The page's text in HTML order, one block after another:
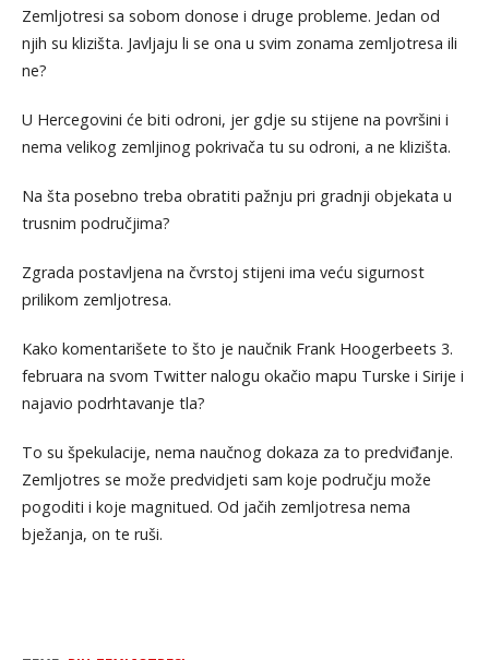
Zemljotresi sa sobom donose i druge probleme. Jedan od
njih su klizišta. Javljaju li se ona u svim zonama zemljotresa ili
ne?
U Hercegovini će biti odroni, jer gdje su stijene na površini i
nema velikog zemljinog pokrivača tu su odroni, a ne klizišta.
Na šta posebno treba obratiti pažnju pri gradnji objekata u
trusnim područjima?
Zgrada postavljena na čvrstoj stijeni ima veću sigurnost
prilikom zemljotresa.
Kako komentarišete to što je naučnik Frank Hoogerbeets 3.
februara na svom Twitter nalogu okačio mapu Turske i Sirije i
najavio podrhtavanje tla?
To su špekulacije, nema naučnog dokaza za to predviđanje.
Zemljotres se može predvidjeti sam koje području može
pogoditi i koje magnitued. Od jačih zemljotresa nema
bježanja, on te ruši.